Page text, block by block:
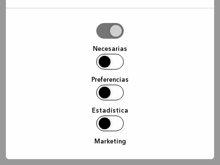
Necesarias
Preferencias
Estadística
Marketing